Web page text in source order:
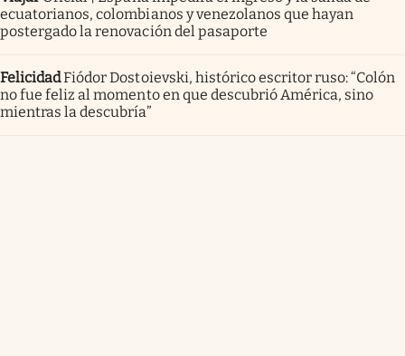
ecuatorianos, colombianos y venezolanos que hayan
postergado la renovación del pasaporte
FelicidadFiódor Dostoievski, histórico escritor ruso: “Colón
no fue feliz al momento en que descubrió América, sino
mientras la descubría”